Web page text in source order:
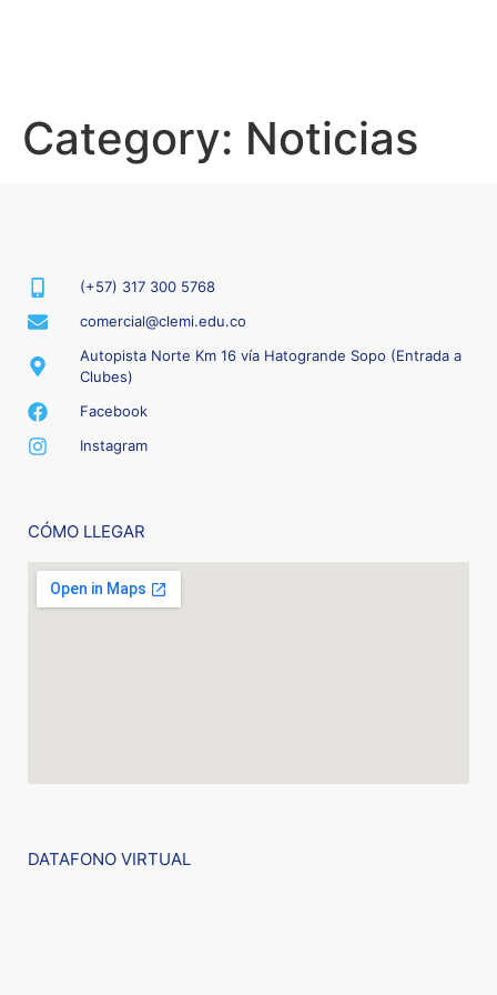
Category: Noticias
(+57) 317 300 5768
comercial@clemi.edu.co
Autopista Norte Km 16 vía Hatogrande Sopo (Entrada a
Clubes)
Facebook
Instagram
CÓMO LLEGAR
DATAFONO VIRTUAL